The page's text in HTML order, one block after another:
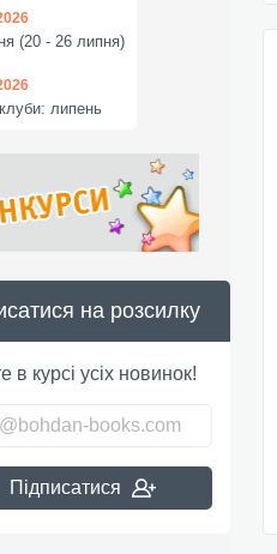
(20 - 26 липня)
липень
на розсилку
в курсі усіх новинок!
Підписатися